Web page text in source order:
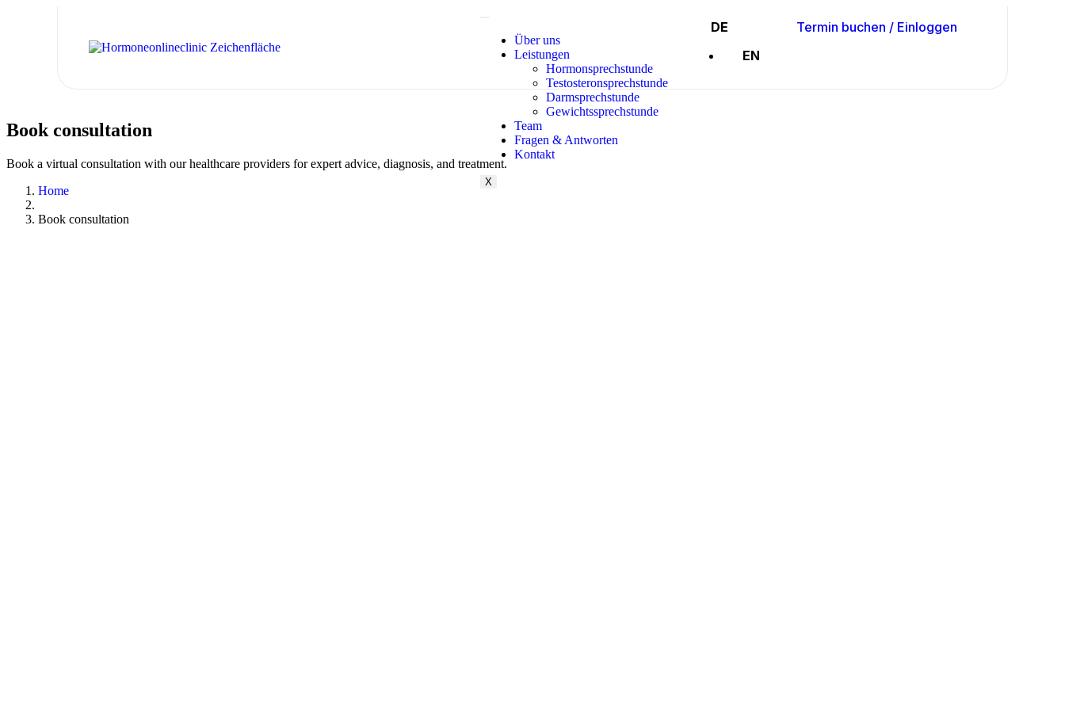
Über uns
Leistungen
Hormonsprechstunde
Testosteronsprechstunde
Darmsprechstunde
Gewichtssprechstunde
Team
Fragen & Antworten
Kontakt
X
DE
EN
Termin buchen / Einloggen
Book consultation
Book a virtual consultation with our healthcare providers for expert advice, diagnosis, and treatment.
Home
Book consultation